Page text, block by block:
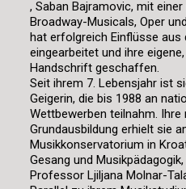
, Saban Bajramovic, mit
Broadway-Musicals, Oper
hat erfolgreich Einflüsse aus
eingearbeitet und ihre
Handschrift geschaffen.
Seit ihrem 7. Lebensjahr ist
Geigerin, die bis 1988 an
Wettbewerben teilnahm. Ihre
Grundausbildung erhielt sie
Musikkonservatorium in
Gesang und
Professor Ljiljana Molnar-